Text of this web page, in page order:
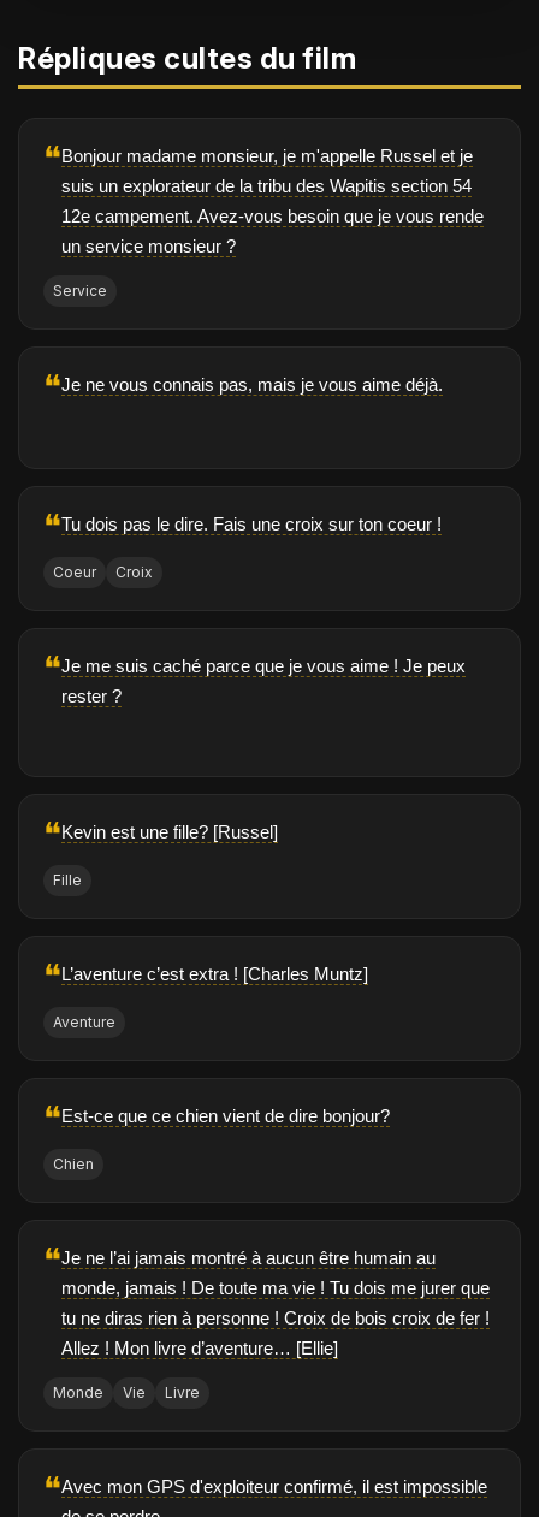
Répliques cultes du film
❝Bonjour madame monsieur, je m'appelle Russel et je
suis un explorateur de la tribu des Wapitis section 54
12e campement. Avez-vous besoin que je vous rende
un service monsieur ?
Service
❝Je ne vous connais pas, mais je vous aime déjà.
❝Tu dois pas le dire. Fais une croix sur ton coeur !
Coeur Croix
❝Je me suis caché parce que je vous aime ! Je peux
rester ?
❝Kevin est une fille? [Russel]
Fille
❝L’aventure c’est extra ! [Charles Muntz]
Aventure
❝Est-ce que ce chien vient de dire bonjour?
Chien
❝Je ne l’ai jamais montré à aucun être humain au
monde, jamais ! De toute ma vie ! Tu dois me jurer que
tu ne diras rien à personne ! Croix de bois croix de fer !
Allez ! Mon livre d’aventure… [Ellie]
Monde Vie Livre
❝Avec mon GPS d'exploiteur confirmé, il est impossible